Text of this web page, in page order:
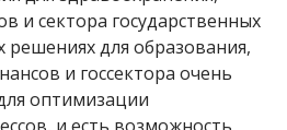
и сектора государственных
решениях для образования,
и госсектора очень
оптимизации